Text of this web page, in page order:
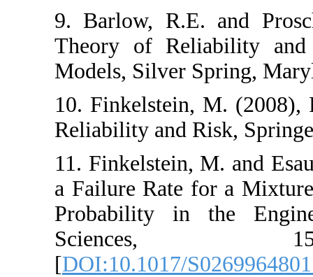
9. ‎Barlow‎, ‎R.E‎.
Theory of
Models‎, ‎Silver
10. ‎Finkelstein‎,
Reliability and
11. ‎Finkelstein‎,
a Failure Rate
Probability in
[DOI:10.1017/